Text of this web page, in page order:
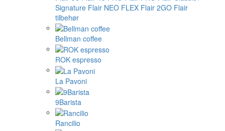
Signature Flair NEO FLEX Flair 2GO Flair
tilbehør
Bellman coffee
ROK espresso
La Pavoni
9Barista
Rancilio